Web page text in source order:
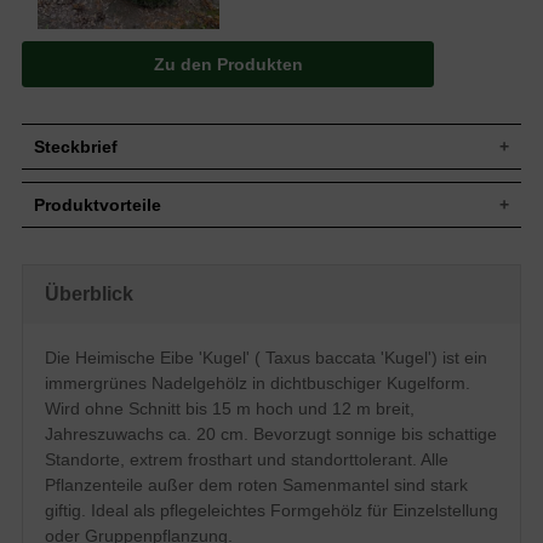
Zu den Produkten
Steckbrief
Zuwachs
Wuchsform
Frucht
Rote Beeren, nicht zum Verzehr geeignet
Blüte
Gelbe Köpfchen, im März und April
Boden
durchlässige und nahrhafte Untergründe,
insgesamt jedoch standorttolerant
Standort
Sonnig bis schattig
Verwendung
Einzelelement, Gruppenbepflanzung,
Alleebereich, Kübelpflanze, Paarelement
Produktvorteile
standorttolerant
verträgt keine extreme Trockenheit
verträgt keine Staunässe
geringer Jahreszuwachs
Überblick
Die Heimische Eibe 'Kugel' ( Taxus baccata 'Kugel') ist ein
immergrünes Nadelgehölz in dichtbuschiger Kugelform.
Wird ohne Schnitt bis 15 m hoch und 12 m breit,
Jahreszuwachs ca. 20 cm. Bevorzugt sonnige bis schattige
Standorte, extrem frosthart und standorttolerant. Alle
Pflanzenteile außer dem roten Samenmantel sind stark
giftig. Ideal als pflegeleichtes Formgehölz für Einzelstellung
oder Gruppenpflanzung.